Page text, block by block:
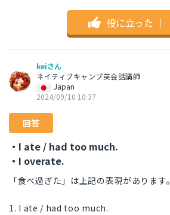
役に立った ｜
keiさん
ネイティブキャンプ英会話講師
Japan
2024/09/10 10:37
回答
・I ate / had too much.
・I overate.
「食べ過ぎた」は上記の表現があります。
1. I ate / had too much.